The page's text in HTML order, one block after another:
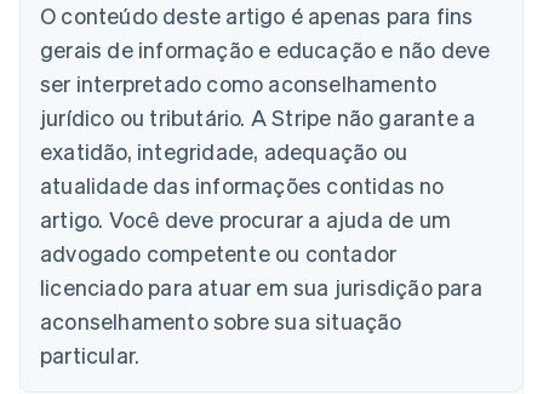
O conteúdo deste artigo é apenas para fins
gerais de informação e educação e não deve
ser interpretado como aconselhamento
jurídico ou tributário. A Stripe não garante a
exatidão, integridade, adequação ou
atualidade das informações contidas no
artigo. Você deve procurar a ajuda de um
advogado competente ou contador
licenciado para atuar em sua jurisdição para
aconselhamento sobre sua situação
particular.
Alemanha
DeutschEnglish
Austrália
English
Áustria
Deutsch English
Bélgica
Nederlands Français DeutschEnglish
Brasil
Bulgária
English
Canadá
China continental